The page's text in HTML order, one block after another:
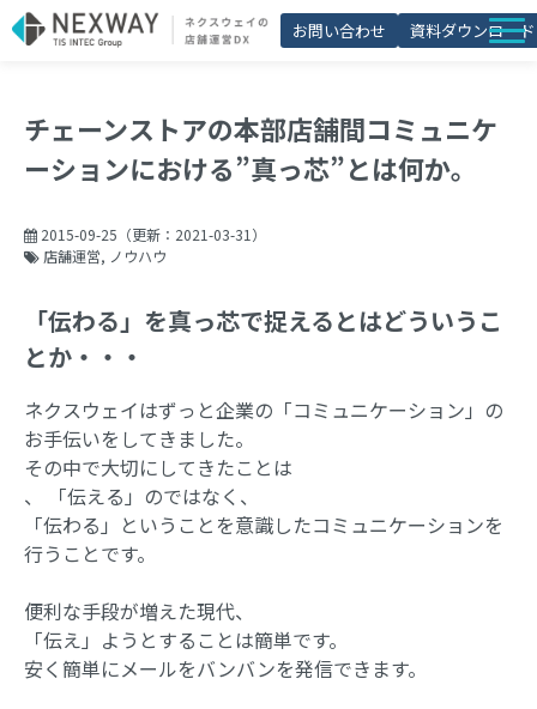
お問い合わせ 資料ダウンロード
導入事例
ブログ
セミナー
お役立ち資料一覧
チェーンストアの本部店舗間コミュニケ
ーションにおける”真っ芯”とは何か。
2015-09-25 （更新： 2021-03-31 ）
店舗運営
ノウハウ
「伝わる」を真っ芯で捉えるとはどういうこ
とか・・・
ネクスウェイはずっと企業の「コミュニケーション」の
お手伝いをしてきました。
その中で大切にしてきたことは
、 「伝える」のではなく、
「伝わる」ということを意識したコミュニケーションを
行うことです。
便利な手段が増えた現代、
「伝え」ようとすることは簡単です。
安く簡単にメールをバンバンを発信できます。